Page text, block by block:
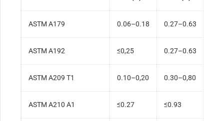
ASTM A179 0.06–0.18 0.27–0.63
ASTM A192 ≤0,25 0.27–0.63
ASTM A209 T1 0.10–0,20 0.30–0,80
ASTM A210 A1 ≤0.27 ≤0.93